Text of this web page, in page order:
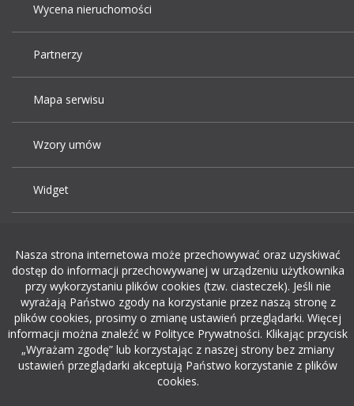
Wycena nieruchomości
Partnerzy
Mapa serwisu
Wzory umów
Widget
Dodaj ogłoszenie o pracę
rekrutacja w it
Nasza strona internetowa może przechowywać oraz uzyskiwać
dostęp do informacji przechowywanej w urządzeniu użytkownika
przy wykorzystaniu plików cookies (tzw. ciasteczek). Jeśli nie
wyrażają Państwo zgody na korzystanie przez naszą stronę z
plików cookies, prosimy o zmianę ustawień przeglądarki. Więcej
informacji można znaleźć w Polityce Prywatności. Klikając przycisk
„Wyrażam zgodę” lub korzystając z naszej strony bez zmiany
ustawień przeglądarki akceptują Państwo korzystanie z plików
cookies.